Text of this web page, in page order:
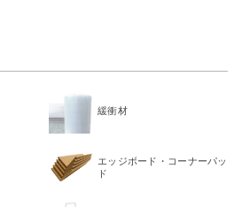
緩衝材
エッジボード・コーナーパッ
ド